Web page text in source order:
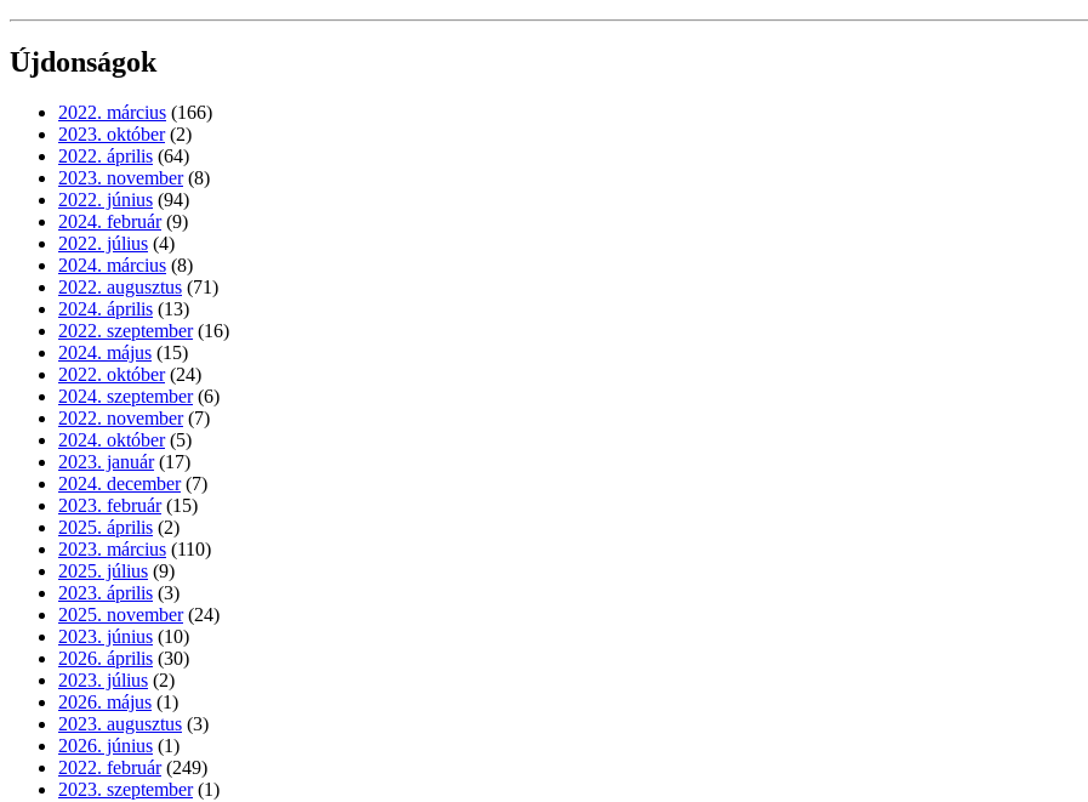
Újdonságok
2022. március (166)
2023. október (2)
2022. április (64)
2023. november (8)
2022. június (94)
2024. február (9)
2022. július (4)
2024. március (8)
2022. augusztus (71)
2024. április (13)
2022. szeptember (16)
2024. május (15)
2022. október (24)
2024. szeptember (6)
2022. november (7)
2024. október (5)
2023. január (17)
2024. december (7)
2023. február (15)
2025. április (2)
2023. március (110)
2025. július (9)
2023. április (3)
2025. november (24)
2023. június (10)
2026. április (30)
2023. július (2)
2026. május (1)
2023. augusztus (3)
2026. június (1)
2022. február (249)
2023. szeptember (1)